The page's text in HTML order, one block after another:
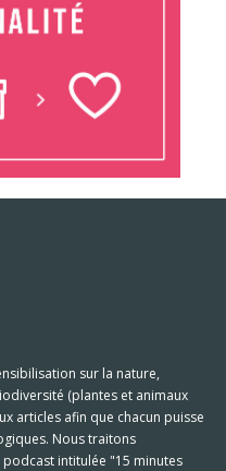
sur la nature,
(plantes et animaux
articles afin que chacun puisse
Nous traitons
intitulée "15 minutes